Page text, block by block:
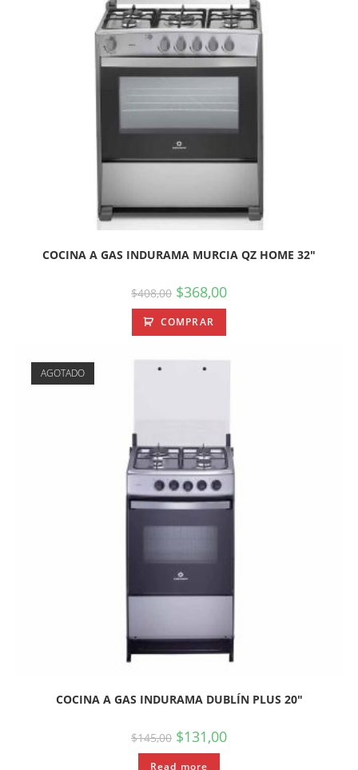
COCINA A GAS INDURAMA MURCIA QZ HOME 32″
$408,00 $368,00
COMPRAR
AGOTADO
COCINA A GAS INDURAMA DUBLÍN PLUS 20″
$145,00 $131,00
Read more